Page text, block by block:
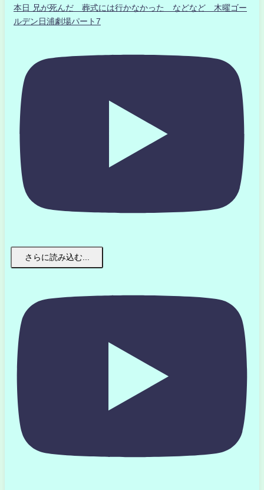
本日 兄が死んだ 葬式には行かなかった などなど 木曜ゴー
ルデン日浦劇場パート7
さらに読み込む...